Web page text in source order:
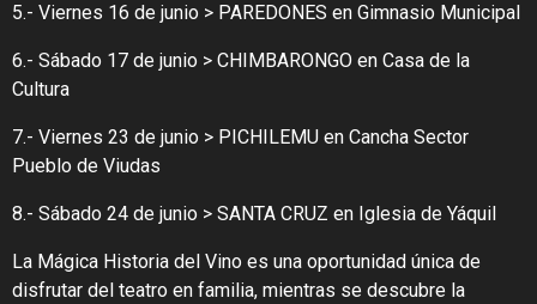
5.- Viernes 16 de junio > PAREDONES en Gimnasio Municipal
6.- Sábado 17 de junio > CHIMBARONGO en Casa de la
Cultura
7.- Viernes 23 de junio > PICHILEMU en Cancha Sector
Pueblo de Viudas
8.- Sábado 24 de junio > SANTA CRUZ en Iglesia de Yáquil
La Mágica Historia del Vino es una oportunidad única de
disfrutar del teatro en familia, mientras se descubre la